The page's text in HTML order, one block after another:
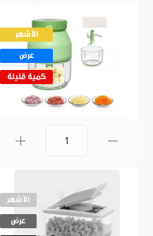
الأشهر
عرض
كمية قليلة
الأشهر
عرض